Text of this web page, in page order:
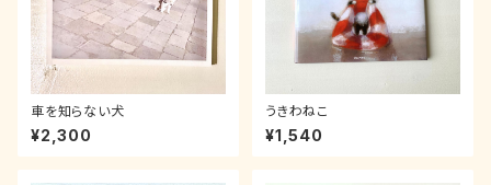
車を知らない犬
¥2,300
うきわねこ
¥1,540